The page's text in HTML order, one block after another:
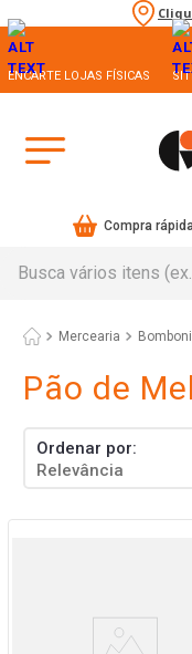
ENCARTE LOJAS FÍSICAS
Compra
Mercearia
Pão de Mel
Ordenar por
Relevância